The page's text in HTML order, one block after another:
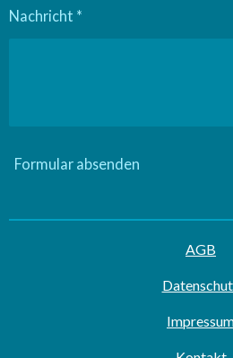
Nachricht *
Formular absenden
AGB